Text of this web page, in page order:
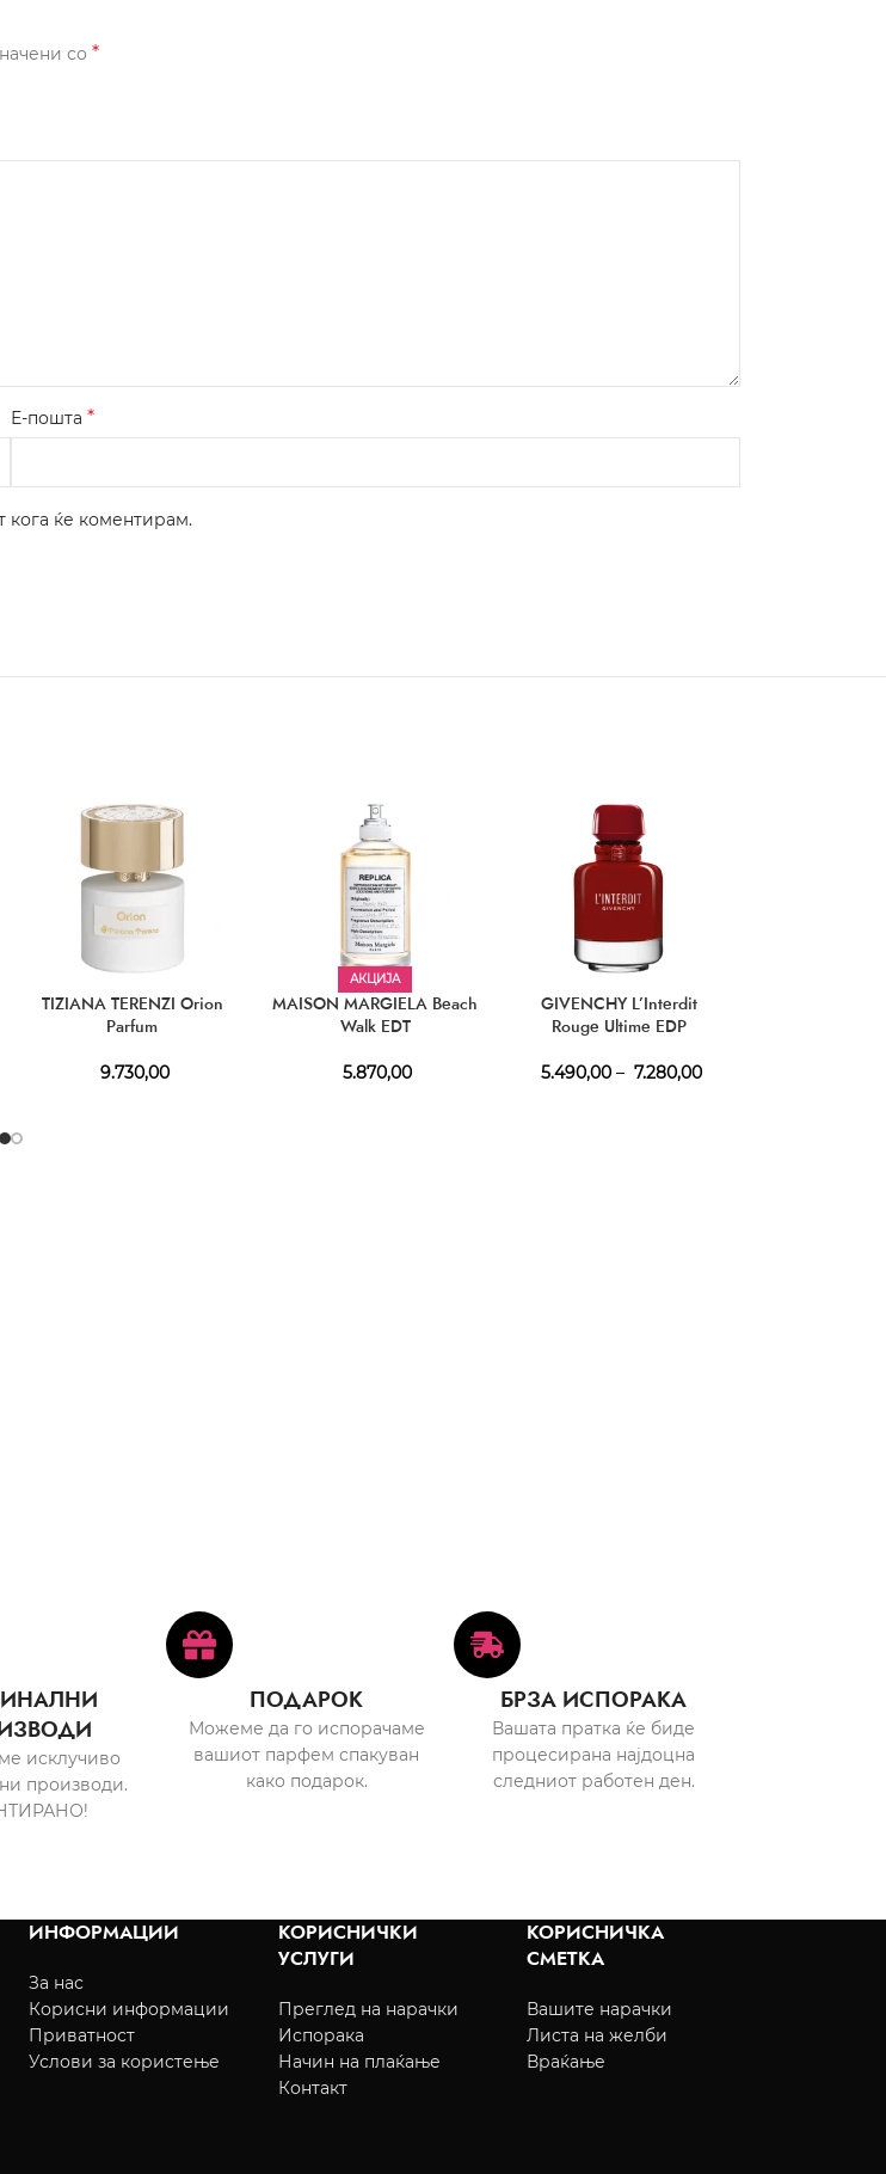
со *
Е-пошта *
кога ќе коментирам.
TIZIANA TERENZI Orion
Parfum
9.730,00
АКЦИЈА
MAISON MARGIELA Beach
Walk EDT
5.870,00
GIVENCHY L’Interdit
Rouge Ultime EDP
5.490,00 – 7.280,00
исклучиво
производи.
ПОДАРОК
Можеме да го испорачаме
вашиот парфем спакуван
како подарок.
БРЗА ИСПОРАКА
Вашата пратка ќе биде
процесирана најдоцна
следниот работен ден.
ИНФОРМАЦИИ
За нас
Корисни информации
Приватност
Услови за користење
КОРИСНИЧКИ
УСЛУГИ
Преглед на нарачки
Испорака
Начин на плаќање
Контакт
КОРИСНИЧКА
СМЕТКА
Вашите нарачки
Листа на желби
Враќање